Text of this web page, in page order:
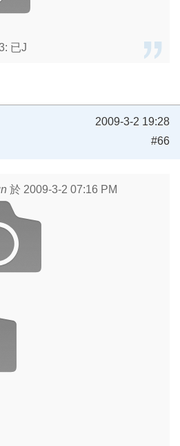
已J
2009-3-2 19:28
#66
於 2009-3-2 07:16 PM